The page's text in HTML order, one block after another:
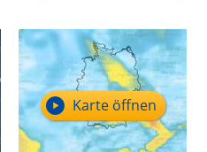
Karte öffnen